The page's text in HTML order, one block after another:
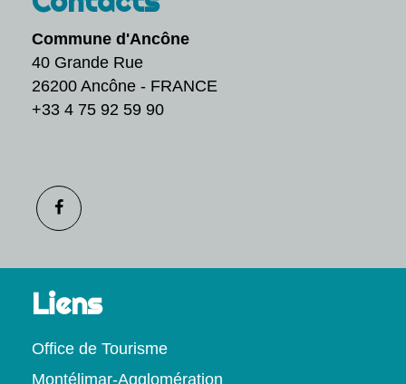
Commune d'Ancône
40 Grande Rue
26200 Ancône - FRANCE
+33 4 75 92 59 90
Liens
Office de Tourisme
Montélimar-Agglomération